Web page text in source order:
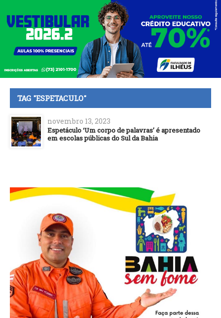
TAG "ESPETACULO"
novembro 13, 2023
Espetáculo ‘Um corpo de palavras’ é apresentado
em escolas públicas do Sul da Bahia